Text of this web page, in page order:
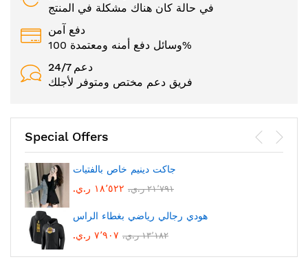
في حالة كان هناك مشكلة في المنتج
دفع آمن
وسائل دفع أمنه ومعتمدة 100%
24/7 دعم
فريق دعم مختص ومتوفر لأجلك
Special Offers
جاكت دينيم خاص بالفتيات
١٨٬٥٢٢ ر.ي.‏
٢١٬٧٩١ ر.ي.‏
هودي رجالي رياضي بغطاء الراس
٧٬٩٠٧ ر.ي.‏
١٣٬١٨٢ ر.ي.‏